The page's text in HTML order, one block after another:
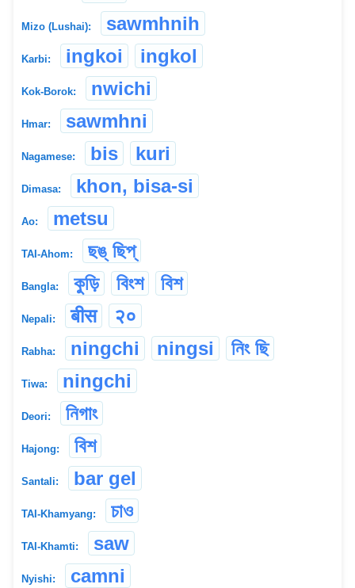
Mizo (Lushai): sawmhnih
Karbi: ingkoi ingkol
Kok-Borok: nwichi
Hmar: sawmhni
Nagamese: bis kuri
Dimasa: khon, bisa-si
Ao: metsu
TAI-Ahom: ছঙ্ ছিপ্
Bangla: কুড়ি বিংশ বিশ
Nepali: बीस २०
Rabha: ningchi ningsi নিং ছি
Tiwa: ningchi
Deori: নিগাং
Hajong: বিশ
Santali: bar gel
TAI-Khamyang: চাও
TAI-Khamti: saw
Nyishi: camni